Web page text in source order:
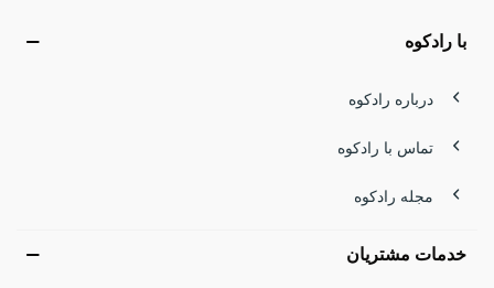
با رادکوه
درباره رادکوه
تماس با رادکوه
مجله رادکوه
خدمات مشتریان